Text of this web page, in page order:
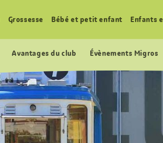
Grossesse Bébé et petit enfant Enfants
Avantages du club Évènements Migros